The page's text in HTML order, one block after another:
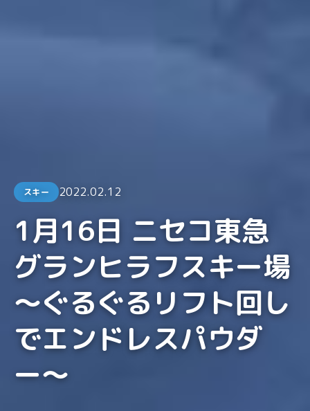
スキー 2022.02.12
1月16日 ニセコ東急
グランヒラフスキー場
〜ぐるぐるリフト回し
でエンドレスパウダ
ー〜